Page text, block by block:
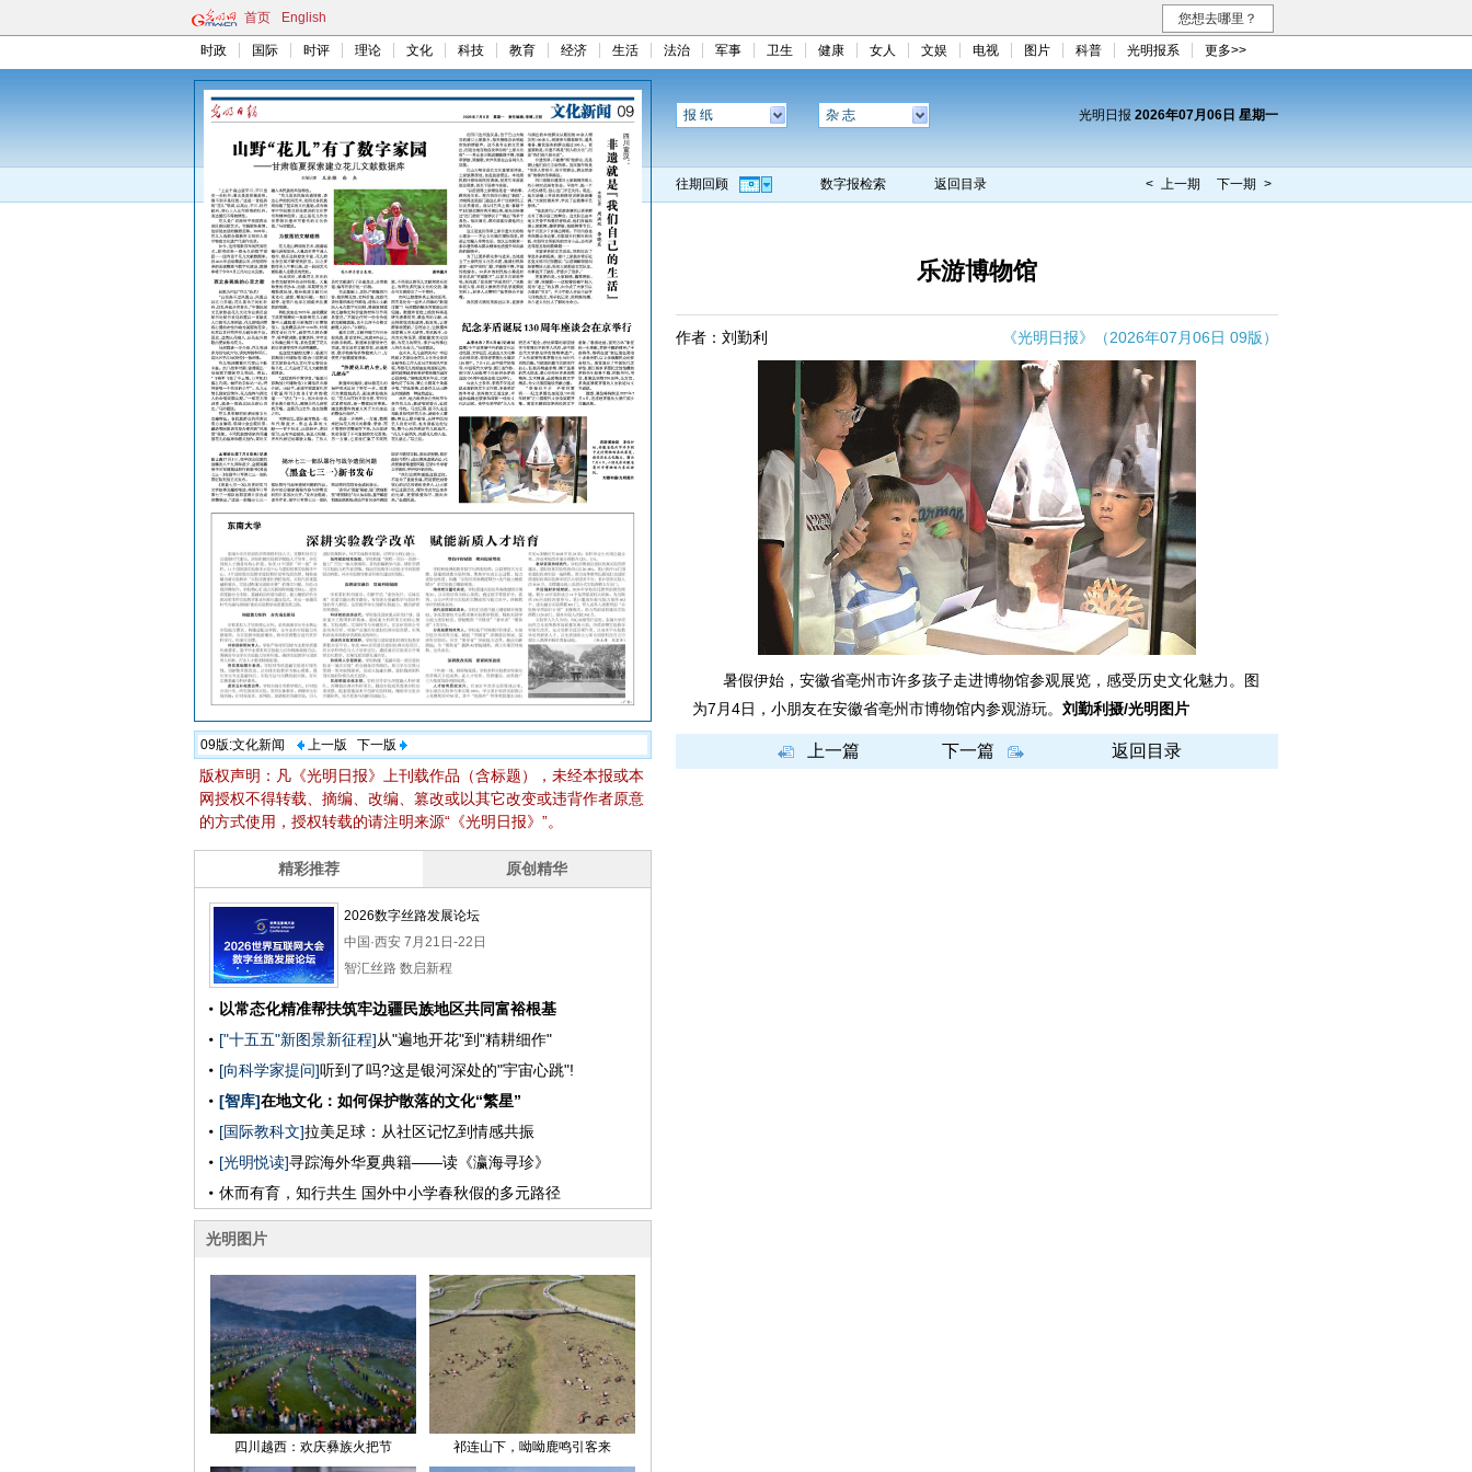
首页 English 您想去哪里？
时政 国际 时评 理论 文化 科技 教育 经济 生活 法治 军事 卫生 健康 女人 文娱 电视 图片 科普 光明报系 更多>>
09版:文化新闻 上一版 下一版
版权声明：凡《光明日报》上刊载作品（含标题），未经本报或本
网授权不得转载、摘编、改编、篡改或以其它改变或违背作者原意
的方式使用，授权转载的请注明来源“《光明日报》”。
报 纸 杂 志 光明日报 2026年07月06日 星期一
往期回顾 数字报检索 返回目录 < 上一期 下一期 >
乐游博物馆
作者：刘勤利 《光明日报》（2026年07月06日 09版）
暑假伊始，安徽省亳州市许多孩子走进博物馆参观展览，感受历史文化魅力。图
为7月4日，小朋友在安徽省亳州市博物馆内参观游玩。 刘勤利摄/光明图片
上一篇 下一篇 返回目录